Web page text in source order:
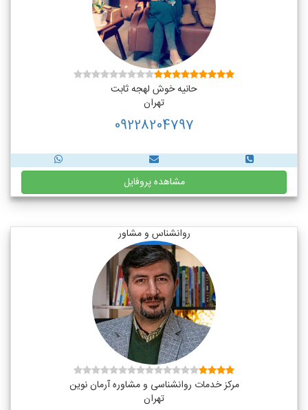
حانیه خوش لهجه ثابت
تهران
09228204797
مشاهده پروفایل
روانشناس و مشاور
مرکز خدمات روانشناسی و مشاوره آرمان نوین
تهران